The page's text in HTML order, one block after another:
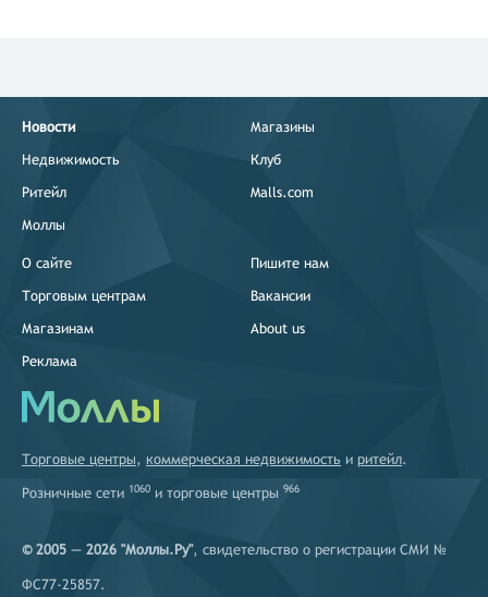
Новости
Недвижимость
Ритейл
Моллы
Магазины
Клуб
Malls.com
О сайте
Торговым центрам
Магазинам
Реклама
Пишите нам
Вакансии
About us
Торговые центры, коммерческая недвижимость и ритейл.
Розничные сети 1060 и торговые центры 966
© 2005 — 2026 "Моллы.Ру", свидетельство о регистрации СМИ №
ФС77-25857.